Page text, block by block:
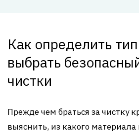
Как определить
выбрать
чистки
Прежде чем браться за чистку
выяснить, из какого материала